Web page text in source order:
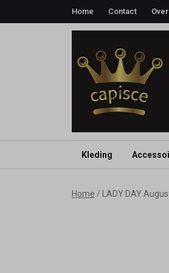
Home Contact
Kleding
Home LADY DAY